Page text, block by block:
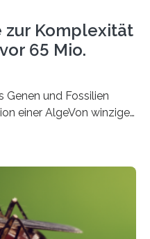
zur Komplexität
65 Mio.
Genen und Fossilien
einer AlgeVon winzigen
Millionen Jahren
eine Gruppe heraus,
die